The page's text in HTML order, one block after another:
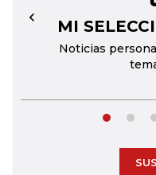
MI
Noticias
←